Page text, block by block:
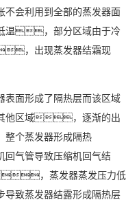
会利用到全部的蒸发器面
温，部分区域由于冷
，出现蒸发器结霜现
面形成了隔热层而该区域
他区域，逐渐的出
个蒸发器形成隔热
气管导致压缩机回气结
，蒸发器蒸发压力低
致蒸发器结露形成隔热层